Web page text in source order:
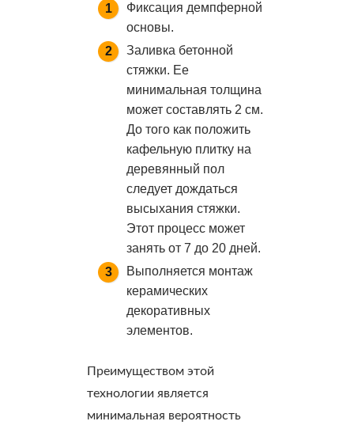
Фиксация демпферной
основы.
Заливка бетонной
стяжки. Ее
минимальная толщина
может составлять 2 см.
До того как положить
кафельную плитку на
деревянный пол
следует дождаться
высыхания стяжки.
Этот процесс может
занять от 7 до 20 дней.
Выполняется монтаж
керамических
декоративных
элементов.
Преимуществом этой
технологии является
минимальная вероятность